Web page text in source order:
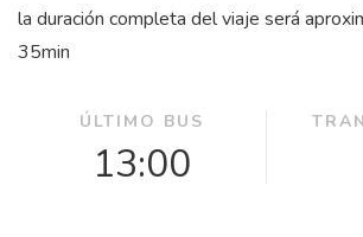
la duración completa del viaje será
35min
ÚLTIMO BUS
13:00